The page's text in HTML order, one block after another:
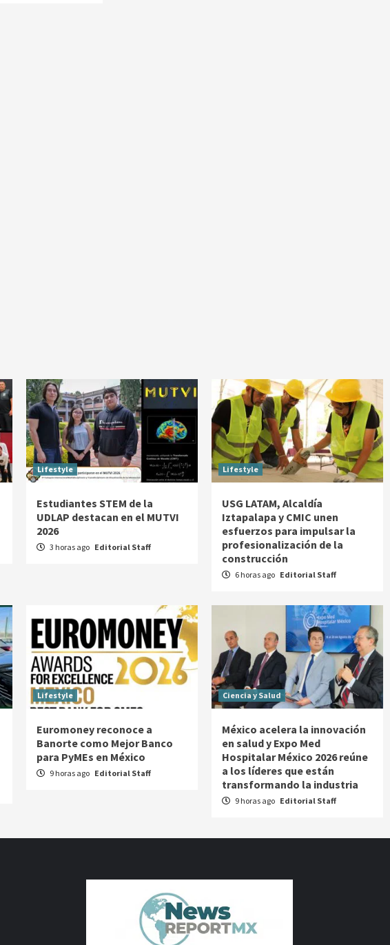
Lifestyle
Estudiantes STEM de la
UDLAP destacan en el MUTVI
2026
3 horas ago Editorial Staff
Lifestyle
USG LATAM, Alcaldía
Iztapalapa y CMIC unen
esfuerzos para impulsar la
profesionalización de la
construcción
6 horas ago Editorial Staff
Lifestyle
Euromoney reconoce a
Banorte como Mejor Banco
para PyMEs en México
9 horas ago Editorial Staff
Ciencia y Salud
México acelera la innovación
en salud y Expo Med
Hospitalar México 2026 reúne
a los líderes que están
transformando la industria
9 horas ago Editorial Staff